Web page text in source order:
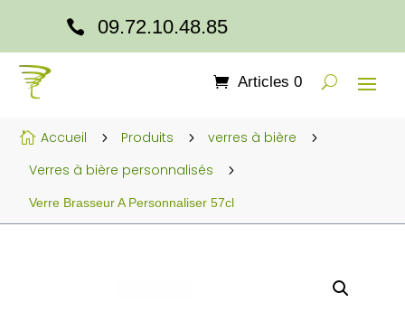
 09.72.10.48.85
Articles 0
 Accueil 5 Produits 5 verres à bière 5
Verres à bière personnalisés 5
Verre Brasseur A Personnaliser 57cl